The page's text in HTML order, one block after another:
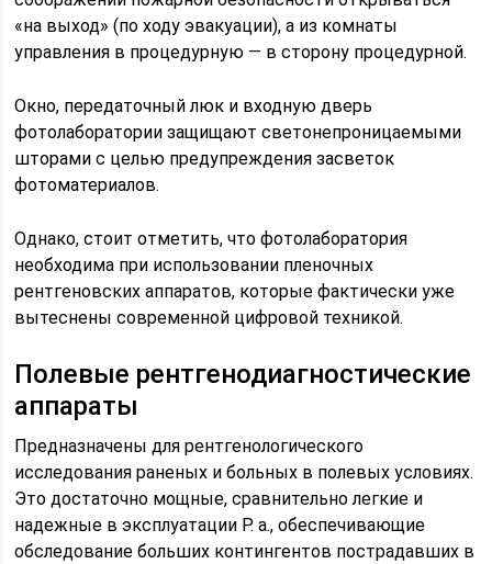
«на выход» (по ходу эвакуации), а из комнаты
управления в процедурную — в сторону процедурной.
Окно, передаточный люк и входную дверь
фотолаборатории защищают светонепроницаемыми
шторами с целью предупреждения засветок
фотоматериалов.
Однако, стоит отметить, что фотолаборатория
необходима при использовании пленочных
рентгеновских аппаратов, которые фактически уже
вытеснены современной цифровой техникой.
Полевые рентгенодиагностические
аппараты
Предназначены для рентгенологического
исследования раненых и больных в полевых условиях.
Это достаточно мощные, сравнительно легкие и
надежные в эксплуатации Р. а., обеспечивающие
обследование больших контингентов пострадавших в